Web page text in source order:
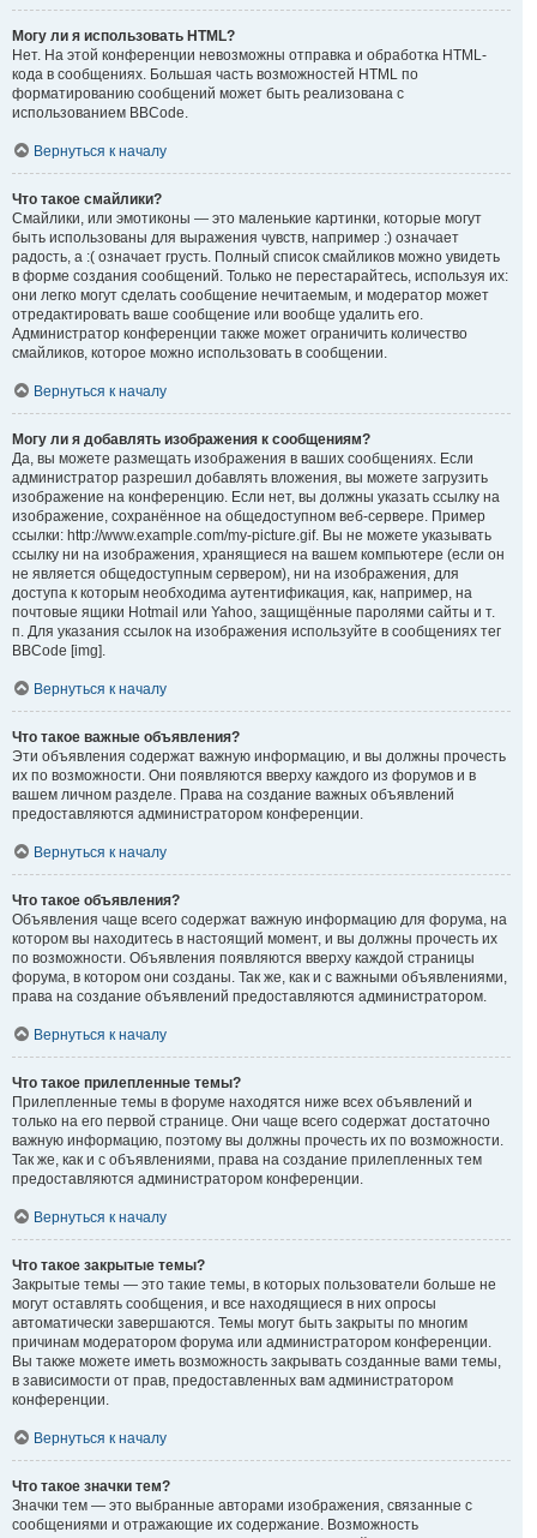
Могу ли я использовать HTML?
Нет. На этой конференции невозможны отправка и обработка HTML-
кода в сообщениях. Большая часть возможностей HTML по
форматированию сообщений может быть реализована с
использованием BBCode.
Вернуться к началу
Что такое смайлики?
Смайлики, или эмотиконы — это маленькие картинки, которые могут
быть использованы для выражения чувств, например :) означает
радость, а :( означает грусть. Полный список смайликов можно увидеть
в форме создания сообщений. Только не перестарайтесь, используя их:
они легко могут сделать сообщение нечитаемым, и модератор может
отредактировать ваше сообщение или вообще удалить его.
Администратор конференции также может ограничить количество
смайликов, которое можно использовать в сообщении.
Вернуться к началу
Могу ли я добавлять изображения к сообщениям?
Да, вы можете размещать изображения в ваших сообщениях. Если
администратор разрешил добавлять вложения, вы можете загрузить
изображение на конференцию. Если нет, вы должны указать ссылку на
изображение, сохранённое на общедоступном веб-сервере. Пример
ссылки: http://www.example.com/my-picture.gif. Вы не можете указывать
ссылку ни на изображения, хранящиеся на вашем компьютере (если он
не является общедоступным сервером), ни на изображения, для
доступа к которым необходима аутентификация, как, например, на
почтовые ящики Hotmail или Yahoo, защищённые паролями сайты и т.
п. Для указания ссылок на изображения используйте в сообщениях тег
BBCode [img].
Вернуться к началу
Что такое важные объявления?
Эти объявления содержат важную информацию, и вы должны прочесть
их по возможности. Они появляются вверху каждого из форумов и в
вашем личном разделе. Права на создание важных объявлений
предоставляются администратором конференции.
Вернуться к началу
Что такое объявления?
Объявления чаще всего содержат важную информацию для форума, на
котором вы находитесь в настоящий момент, и вы должны прочесть их
по возможности. Объявления появляются вверху каждой страницы
форума, в котором они созданы. Так же, как и с важными объявлениями,
права на создание объявлений предоставляются администратором.
Вернуться к началу
Что такое прилепленные темы?
Прилепленные темы в форуме находятся ниже всех объявлений и
только на его первой странице. Они чаще всего содержат достаточно
важную информацию, поэтому вы должны прочесть их по возможности.
Так же, как и с объявлениями, права на создание прилепленных тем
предоставляются администратором конференции.
Вернуться к началу
Что такое закрытые темы?
Закрытые темы — это такие темы, в которых пользователи больше не
могут оставлять сообщения, и все находящиеся в них опросы
автоматически завершаются. Темы могут быть закрыты по многим
причинам модератором форума или администратором конференции.
Вы также можете иметь возможность закрывать созданные вами темы,
в зависимости от прав, предоставленных вам администратором
конференции.
Вернуться к началу
Что такое значки тем?
Значки тем — это выбранные авторами изображения, связанные с
сообщениями и отражающие их содержание. Возможность